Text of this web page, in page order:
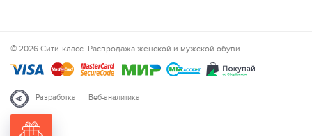
© 2026 Сити-класс. Распродажа женской и мужской обуви.
Разработка | Веб-аналитика